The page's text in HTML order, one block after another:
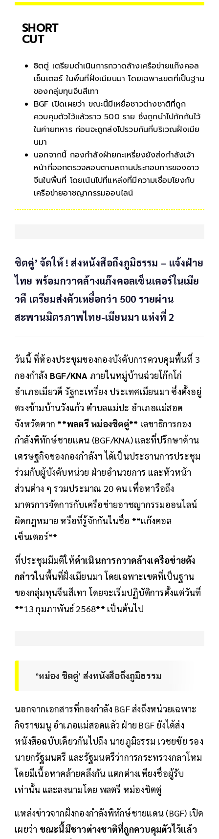
SHORT
CUT
ชิตตู่ เตรียมดำเนินการกวาดล้างเครือข่ายแก๊งคอล
เซ็นเตอร์ ในพื้นที่ฝั่งเมียนมา โดยเฉพาะเขตที่เป็นฐาน
ของกลุ่มทุนจีนสีเทา
BGF เปิดเผยว่า ขณะนี้มีเหยื่อชาวต่างชาติที่ถูก
ควบคุมตัวไว้แล้วราว 500 ราย ซึ่งถูกนำไปกักกันไว้
ในค่ายทหาร ก่อนจะถูกส่งไปรวมกันที่บริเวณฝั่งเมีย
นมา
นอกจากนี้ กองกำลังฝ่ายกะเหรี่ยงยังส่งกำลังเจ้า
หน้าที่ออกตรวจสอบตามสถานประกอบการของชาว
จีนในพื้นที่ โดยเน้นไปที่แหล่งที่มีความเชื่อมโยงกับ
เครือข่ายอาชญากรรมออนไลน์
ชิตตู่’ จัดให้ ! ส่งหนังสือถึงภูมิธรรม – แจ้งฝ่าย
ไทย พร้อมกวาดล้างแก๊งคอลเซ็นเตอร์ในเมีย
วดี เตรียมส่งตัวเหยื่อกว่า 500 รายผ่าน
สะพานมิตรภาพไทย-เมียนมา แห่งที่ 2
วันนี้ ที่ห้องประชุมของกองบังคับการควบคุมพื้นที่ 3
กองกำลัง BGF/KNA ภายในหมู่บ้านฉ่วยโก๊กโก่
อำเภอเมียวดี รัฐกะเหรี่ยง ประเทศเมียนมา ซึ่งตั้งอยู่
ตรงข้ามบ้านวังแก้ว ตำบลแม่ปะ อำเภอแม่สอด
จังหวัดตาก **พลตรี หม่องชิตตู่** เลขาธิการกอง
กำลังพิทักษ์ชายแดน (BGF/KNA) และที่ปรึกษาด้าน
เศรษฐกิจของกองกำลังฯ ได้เป็นประธานการประชุม
ร่วมกับผู้บังคับหน่วย ฝ่ายอำนวยการ และหัวหน้า
ส่วนต่าง ๆ รวมประมาณ 20 คน เพื่อหารือถึง
มาตรการจัดการกับเครือข่ายอาชญากรรมออนไลน์
ผิดกฎหมาย หรือที่รู้จักกันในชื่อ **แก๊งคอล
เซ็นเตอร์**
ที่ประชุมมีมติให้ดำเนินการกวาดล้างเครือข่ายดัง
กล่าวในพื้นที่ฝั่งเมียนมา โดยเฉพาะเขตที่เป็นฐาน
ของกลุ่มทุนจีนสีเทา โดยจะเริ่มปฏิบัติการตั้งแต่วันที่
**13 กุมภาพันธ์ 2568** เป็นต้นไป
‘หม่อง ชิตตู่’ ส่งหนังสือถึงภูมิธรรม
นอกจากเอกสารที่กองกำลัง BGF ส่งถึงหน่วยเฉพาะ
กิจราชมนู อำเภอแม่สอดแล้ว ฝ่าย BGF ยังได้ส่ง
หนังสือฉบับเดียวกันไปถึง นายภูมิธรรม เวชยชัย รอง
นายกรัฐมนตรี และรัฐมนตรีว่าการกระทรวงกลาโหม
โดยมีเนื้อหาคล้ายคลึงกัน แตกต่างเพียงชื่อผู้รับ
เท่านั้น และลงนามโดย พลตรี หม่องชิตตู่
แหล่งข่าวจากฝั่งกองกำลังพิทักษ์ชายแดน (BGF) เปิด
เผยว่า ขณะนี้มีชาวต่างชาติที่ถูกควบคุมตัวไว้แล้ว